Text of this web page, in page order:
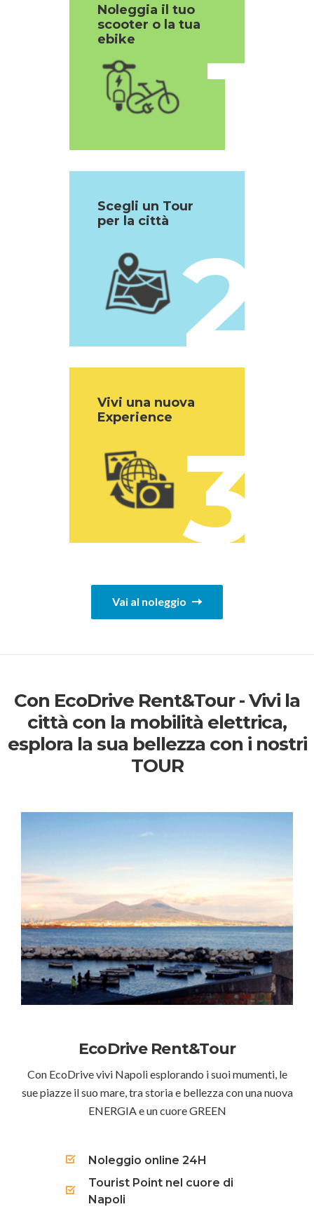
1
Noleggia il tuo
scooter o la tua
ebike
2
Scegli un Tour
per la città
3
Vivi una nuova
Experience
Vai al noleggio
Con EcoDrive Rent&Tour - Vivi la
città con la mobilità elettrica,
esplora la sua bellezza con i nostri
TOUR
EcoDrive Rent&Tour
Con EcoDrive vivi Napoli esplorando i suoi mumenti, le
sue piazze il suo mare, tra storia e bellezza con una nuova
ENERGIA e un cuore GREEN
Noleggio online 24H
Tourist Point nel cuore di
Napoli